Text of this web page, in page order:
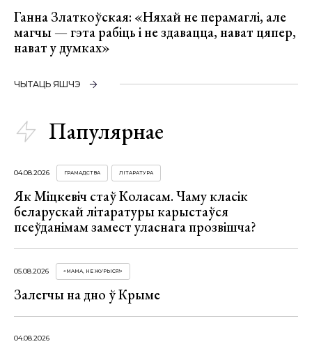
Ганна Златкоўская: «Няхай не перамаглі, але
магчы — гэта рабіць і не здавацца, нават цяпер,
нават у думках»
ЧЫТАЦЬ ЯШЧЭ
Папулярнае
04.08.2026 ГРАМАДСТВА ЛІТАРАТУРА
Як Міцкевіч стаў Коласам. Чаму класік
беларускай літаратуры карыстаўся
псеўданімам замест уласнага прозвішча?
05.08.2026 «МАМА, НЕ ЖУРЫСЯ!»
Залегчы на дно ў Крыме
04.08.2026